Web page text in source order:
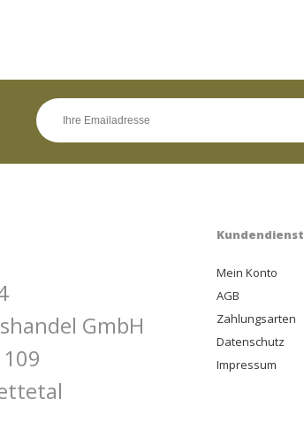
GmbH
Kundendienst
Mein Konto
AGB
Zahlungsarten
Datenschutz
Impressum